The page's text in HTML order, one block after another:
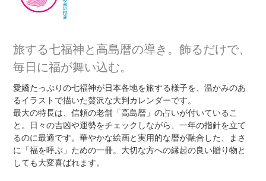
旅する七福神と高島暦の導き。飾るだけで、
毎日に福が舞い込む。
愛嬌たっぷりの七福神が日本各地を旅する様子を、温かみのあ
るイラストで描いた贅沢な大判カレンダーです。
最大の特長は、信頼の老舗「高島暦」の占いが付いているこ
と。日々の吉凶や運勢をチェックしながら、一年の指針を立て
るのに最適です。華やかな絵画と実用的な暦が融合した、まさ
に「福を呼ぶ」ための一冊。大切な方への縁起の良い贈り物と
しても大変喜ばれます。